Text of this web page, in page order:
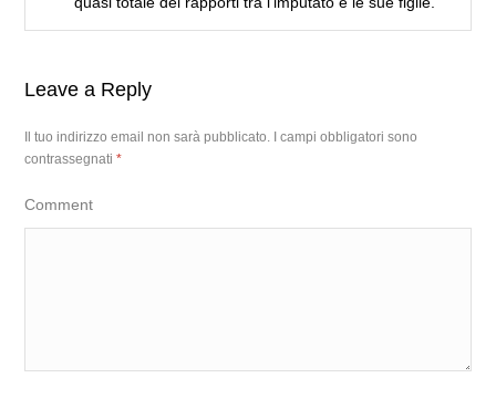
Leave a Reply
Il tuo indirizzo email non sarà pubblicato.
I campi obbligatori sono
contrassegnati*
Comment